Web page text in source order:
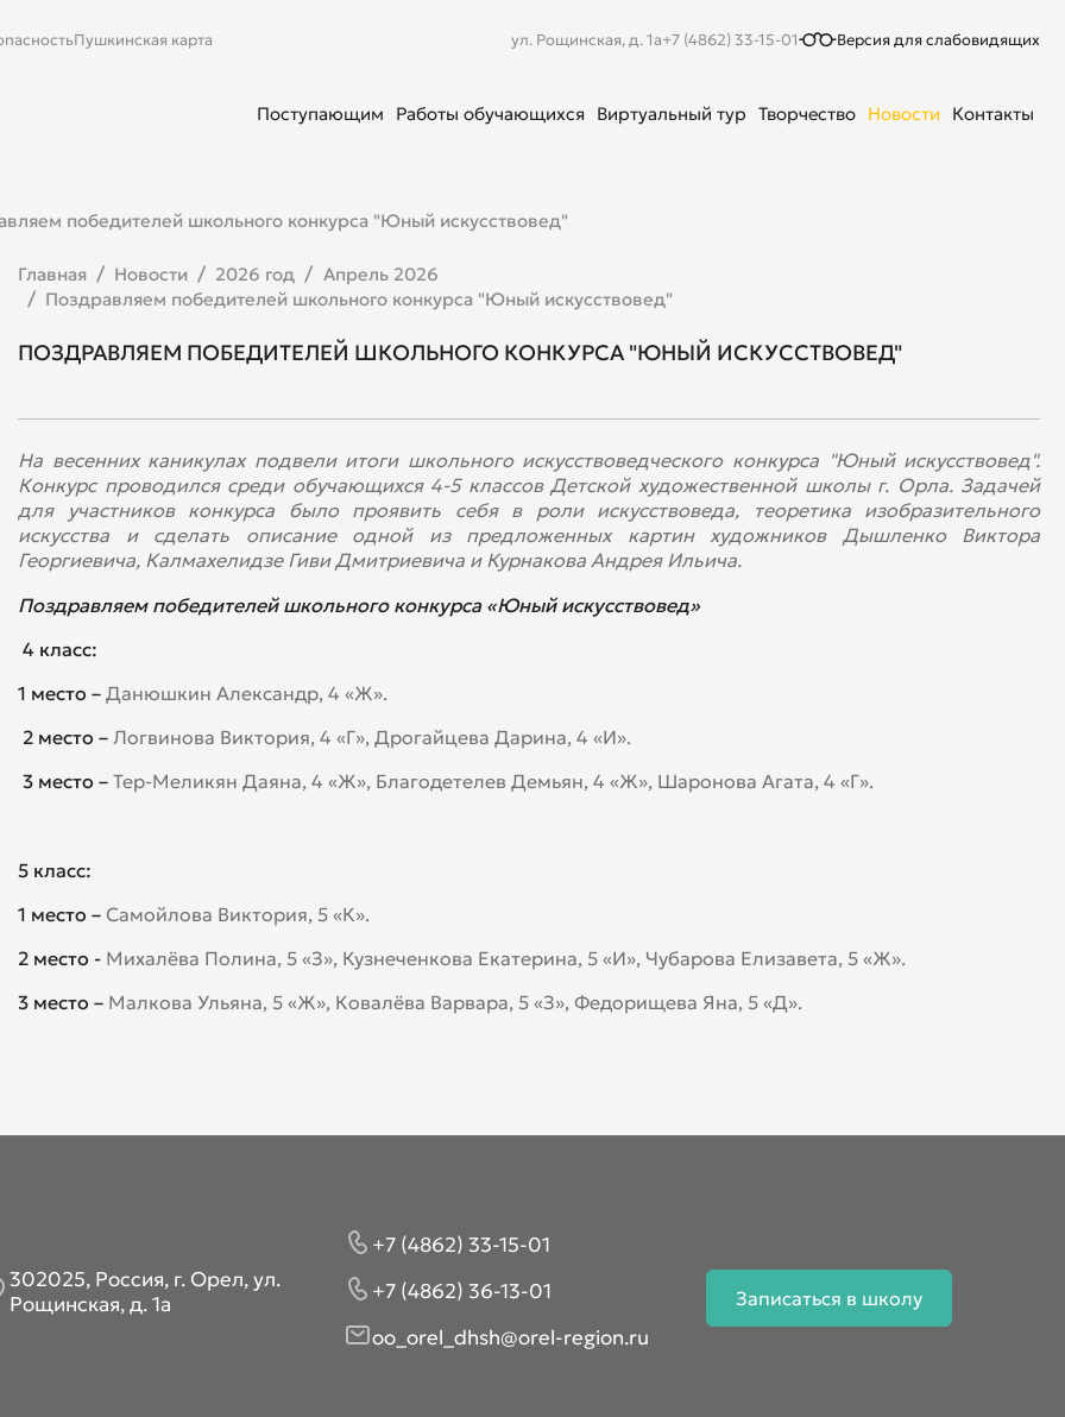
Пушкинская карта ул. Рощинская, д. 1а+7 (4862) 33-15-01 Версия для слабовидящих
Поступающим Работы обучающихся Виртуальный тур Творчество Новости Контакты
победителей школьного конкурса "Юный искусствовед"
Главная Новости 2026 год
Апрель 2026
Поздравляем победителей школьного конкурса "Юный искусствовед"
ПОЗДРАВЛЯЕМ ПОБЕДИТЕЛЕЙ ШКОЛЬНОГО КОНКУРСА "ЮНЫЙ ИСКУССТВОВЕД"
На весенних каникулах подвели итоги школьного искусствоведческого конкурса "Юный искусствовед".
Конкурс проводился среди обучающихся 4-5 классов Детской художественной школы г. Орла. Задачей
для участников конкурса было проявить себя в роли искусствоведа, теоретика изобразительного
искусства и сделать описание одной из предложенных картин художников Дышленко Виктора
Георгиевича, Калмахелидзе Гиви Дмитриевича и Курнакова Андрея Ильича.
Поздравляем победителей школьного конкурса «Юный искусствовед»
4 класс:
1 место – Данюшкин Александр, 4 «Ж».
2 место – Логвинова Виктория, 4 «Г», Дрогайцева Дарина, 4 «И».
3 место – Тер-Меликян Даяна, 4 «Ж», Благодетелев Демьян, 4 «Ж», Шаронова Агата, 4 «Г».
5 класс:
1 место – Самойлова Виктория, 5 «К».
2 место - Михалёва Полина, 5 «З», Кузнеченкова Екатерина, 5 «И», Чубарова Елизавета, 5 «Ж».
3 место – Малкова Ульяна, 5 «Ж», Ковалёва Варвара, 5 «З», Федорищева Яна, 5 «Д».
302025, Россия, г. Орел, ул.
Рощинская, д. 1а
+7 (4862) 33-15-01
+7 (4862) 36-13-01
oo_orel_dhsh@orel-region.ru
Записаться в школу